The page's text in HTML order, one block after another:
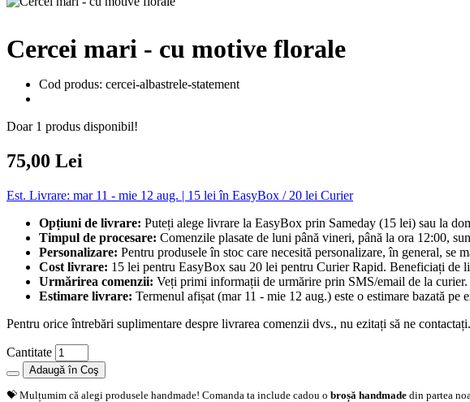
Cercei mari - cu motive florale
Cod produs: cercei-albastrele-statement
Doar 1 produs disponibil!
75,00 Lei
Est. Livrare: mar 11 - mie 12 aug. | 15 lei în EasyBox / 20 lei Curier
Opțiuni de livrare: Puteți alege livrare la EasyBox prin Sameday (15 lei) sau la
Timpul de procesare: Comenzile plasate de luni până vineri, până la ora 12:00,
Personalizare: Pentru produsele în stoc care necesită personalizare, în general, se
Cost livrare: 15 lei pentru EasyBox sau 20 lei pentru Curier Rapid. Beneficiați de
Urmărirea comenzii: Veți primi informații de urmărire prin SMS/email de la
Estimare livrare: Termenul afișat (mar 11 - mie 12 aug.) este o estimare bazată
Pentru orice întrebări suplimentare despre livrarea comenzii dvs., nu ezitați să ne contactați.
Cantitate
Adaugă în Coş
💝 Mulțumim că alegi produsele handmade! Comanda ta include cadou o broșă handmade din partea